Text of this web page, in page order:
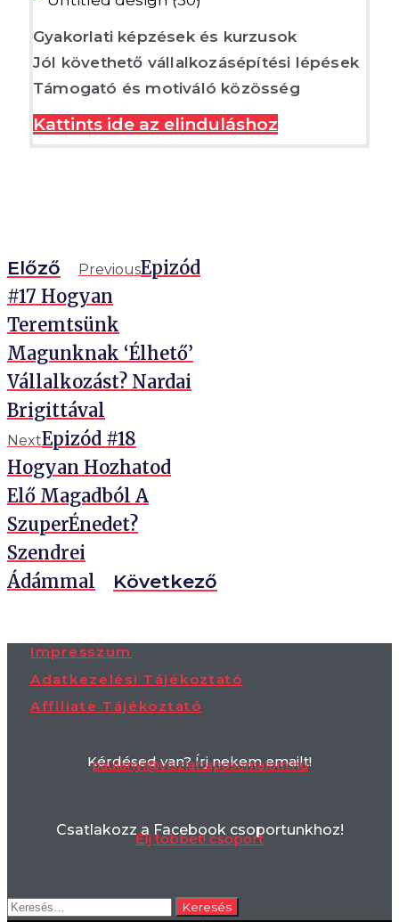
Gyakorlati képzések és kurzusok
Jól követhető vállalkozásépítési lépések
Támogató és motiváló közösség
Kattints ide az elinduláshoz
Előző PreviousEpizód
#17 Hogyan
Teremtsünk
Magunknak ‘Élhető’
Vállalkozást? Nardai
Brigittával
NextEpizód #18
Hogyan Hozhatod
Elő Magadból A
SzuperÉnedet?
Szendrei
Ádámmal
Következő
Impresszum
Adatkezelési Tájékoztató
Affiliate Tájékoztató
Kérdésed van? Írj nekem emailt!
paulanyi@viszlattaposomalom.hu
Csatlakozz a Facebook csoportunkhoz!
Élj többet! csoport
Keresés: